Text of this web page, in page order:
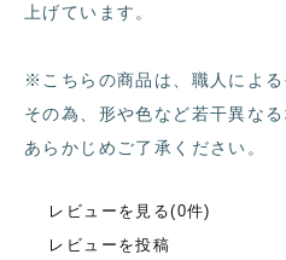
上げています。
※こちらの商品は、職人による
その為、形や色など若干異なる
あらかじめご了承ください。
レビューを見る(0件)
レビューを投稿